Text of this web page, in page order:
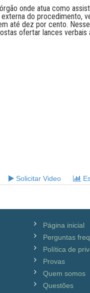
onde atua como
do procedimento,
até dez por cento.
ofertar lances verbais
Solicitar Video
Página inicial
Perguntas
Política de
Provas
Quem somos
Questões